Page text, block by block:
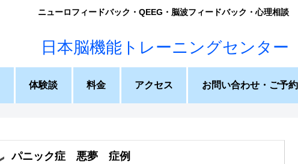
ニューロフィードバック・QEEG・脳波フィードバック・心理相談
体験談 料金 アクセス お問い合わせ・ご予約
パニック症 悪夢 症例